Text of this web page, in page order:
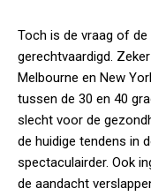
Toch is de vraag of
gerechtvaardigd.
Melbourne en New
tussen de 30 en 40
slecht voor de
de huidige tendens in
spectaculairder. Ook
de aandacht